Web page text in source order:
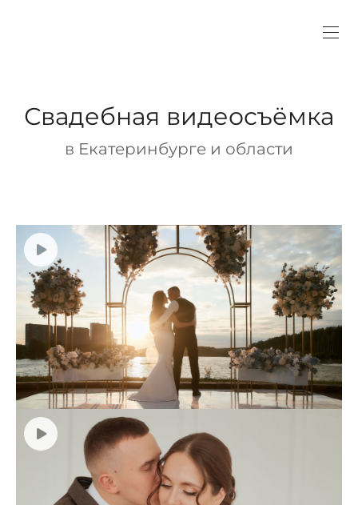
Свадебная видеосъёмка
в Екатеринбурге и области